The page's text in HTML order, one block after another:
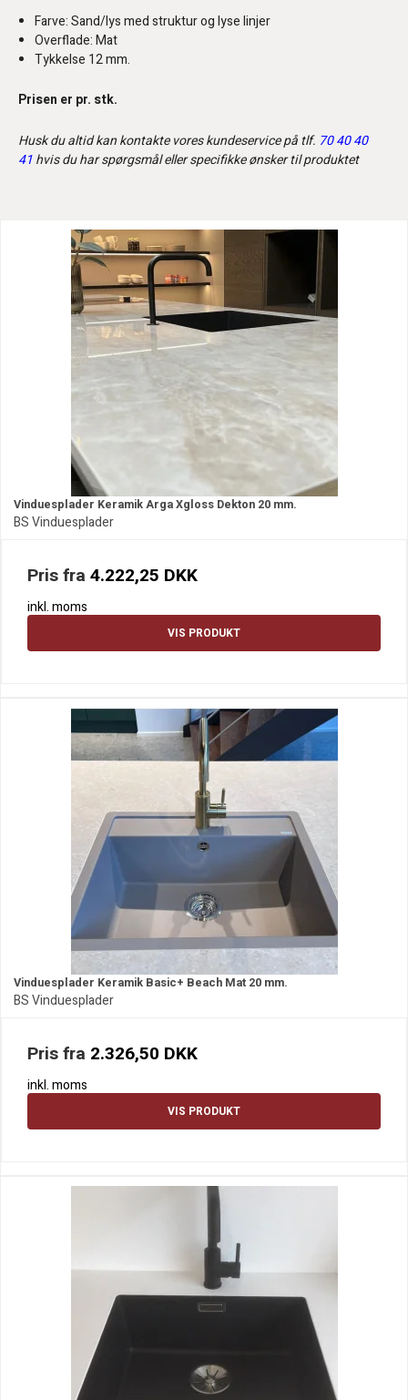
Farve: Sand/lys med struktur og lyse linjer
Overflade: Mat
Tykkelse 12 mm.
Prisen er pr. stk.
Husk du altid kan kontakte vores kundeservice på tlf. 70 40 40
41hvis du har spørgsmål eller specifikke ønsker til produktet
Vinduesplader Keramik Arga Xgloss Dekton 20 mm.
BS Vinduesplader
Pris fra 4.222,25 DKK
inkl. moms
VIS PRODUKT
Vinduesplader Keramik Basic+ Beach Mat 20 mm.
BS Vinduesplader
Pris fra 2.326,50 DKK
inkl. moms
VIS PRODUKT